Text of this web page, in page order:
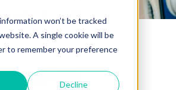
won’t be tracked
A single cookie will be
to remember your preference
Decline
100ブログ
BLOG